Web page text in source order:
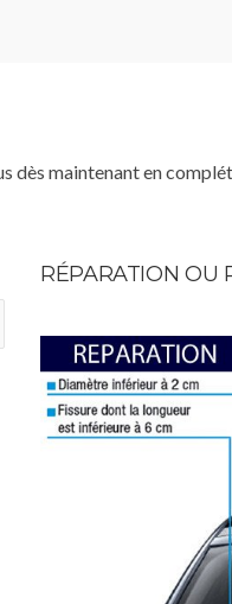
dès maintenant en
RÉPARATION OU